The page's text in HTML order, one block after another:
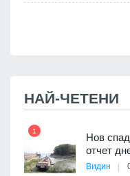
НАЙ-ЧЕТЕНИ
1
Нов
отчет
Видин